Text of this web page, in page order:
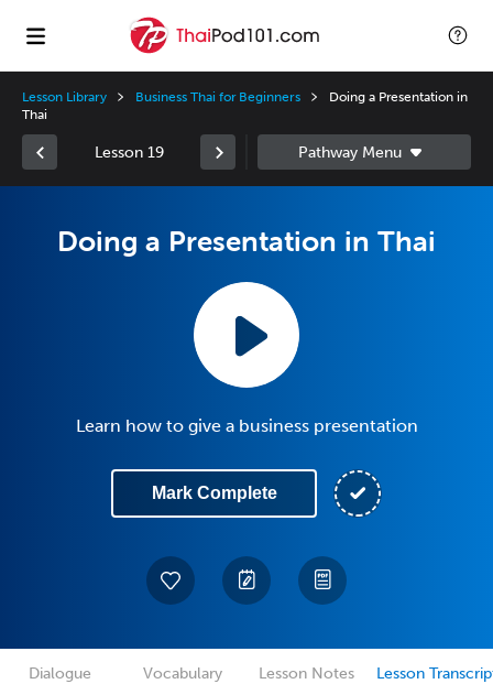
Lesson Library Business Thai for Beginners
Doing a Presentation in
Thai
Lesson 19
Doing a Presentation in Thai
Learn how to give a business presentation
Mark Complete
Dialogue Vocabulary Lesson Notes Lesson